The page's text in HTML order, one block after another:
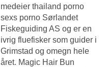
medeier thailand porno
sexs porno Sørlandet
Fiskeguiding AS og er en
ivrig fluefisker som guider i
Grimstad og omegn hele
året. Magic Hair Bun